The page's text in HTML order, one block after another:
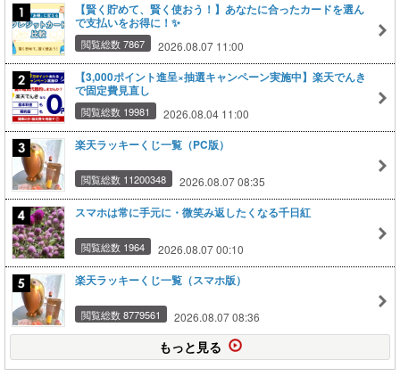
【賢く貯めて、賢く使おう！】あなたに合ったカードを選ん
で支払いをお得に！✨
閲覧総数 7867 2026.08.07 11:00
【3,000ポイント進呈×抽選キャンペーン実施中】楽天でんき
で固定費見直し
閲覧総数 19981 2026.08.04 11:00
楽天ラッキーくじ一覧（PC版）
閲覧総数 11200348 2026.08.07 08:35
スマホは常に手元に・微笑み返したくなる千日紅
閲覧総数 1964 2026.08.07 00:10
楽天ラッキーくじ一覧（スマホ版）
閲覧総数 8779561 2026.08.07 08:36
もっと見る